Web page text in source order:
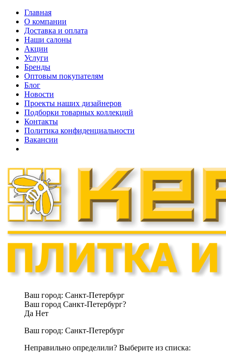
Главная
О компании
Доставка и оплата
Наши cалоны
Акции
Услуги
Бренды
Оптовым покупателям
Блог
Новости
Проекты наших дизайнеров
Подборки товарных коллекций
Контакты
Политика конфиденциальности
Вакансии
Ваш город: Санкт-Петербург
Ваш город Санкт-Петербург?
Да Нет
Ваш город: Санкт-Петербург
Неправильно определили? Выберите из списка: